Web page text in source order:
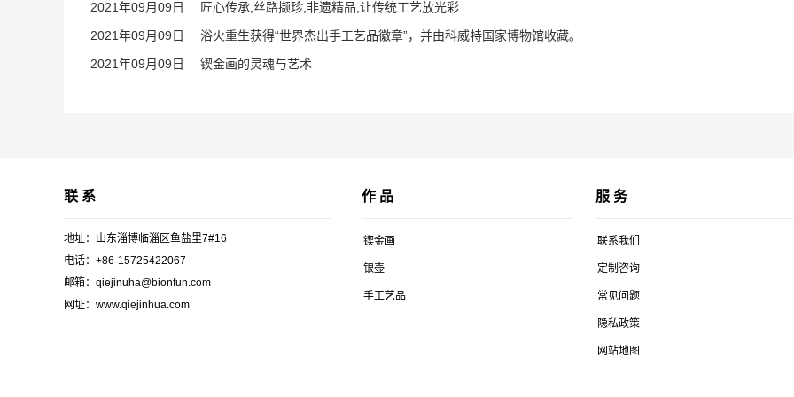
2021年09月09日 匠心传承,丝路撷珍,非遗精品,让传统工艺放光彩
2021年09月09日 浴火重生获得“世界杰出手工艺品徽章”，并由科威特国家博物馆收藏。
2021年09月09日 锲金画的灵魂与艺术
联 系
地址：山东淄博临淄区鱼盐里7#16
电话：+86-15725422067
邮箱：qiejinuha@bionfun.com
网址：www.qiejinhua.com
作 品
锲金画
银壶
手工艺品
服 务
联系我们
定制咨询
常见问题
隐私政策
网站地图